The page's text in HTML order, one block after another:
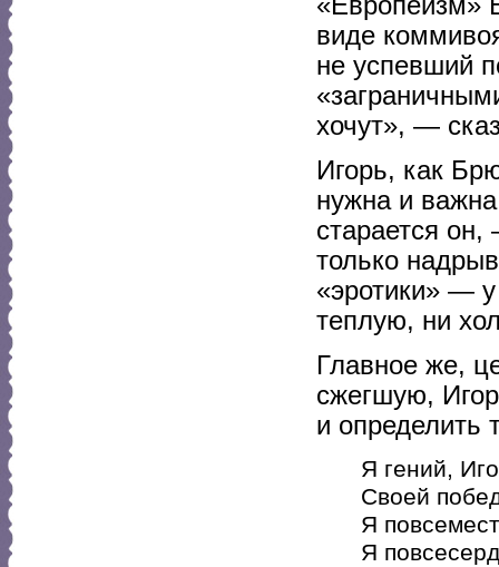
виде
не успевший
хочут», —
Игорь, как
нужна и
старается
только
«эротики» —
теплую, ни
Главное же,
сжегшую,
и определить
Я гений,
Своей
Я
Я